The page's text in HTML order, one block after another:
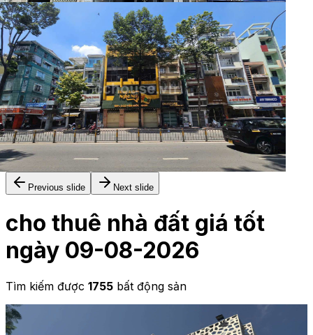
Nhà phố
170 Triệu
Mã:9929Cho thuê 1044-1046-1048 đường 3/2
phường 12, Quận 11
Previous slide Next slide
cho thuê nhà đất giá tốt
ngày 09-08-2026
Tìm kiếm được 1755 bất động sản